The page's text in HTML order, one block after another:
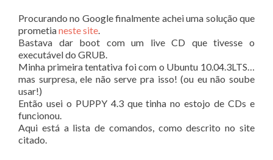
Procurando no Google finalmente achei uma solução que
prometianeste site.
Bastava dar boot com um live CD que tivesse o
executável do GRUB.
Minha primeira tentativa foi com o Ubuntu 10.04.3LTS…
mas surpresa, ele não serve pra isso! (ou eu não soube
usar!)
Então usei o PUPPY 4.3 que tinha no estojo de CDs e
funcionou.
Aqui está a lista de comandos, como descrito no site
citado.